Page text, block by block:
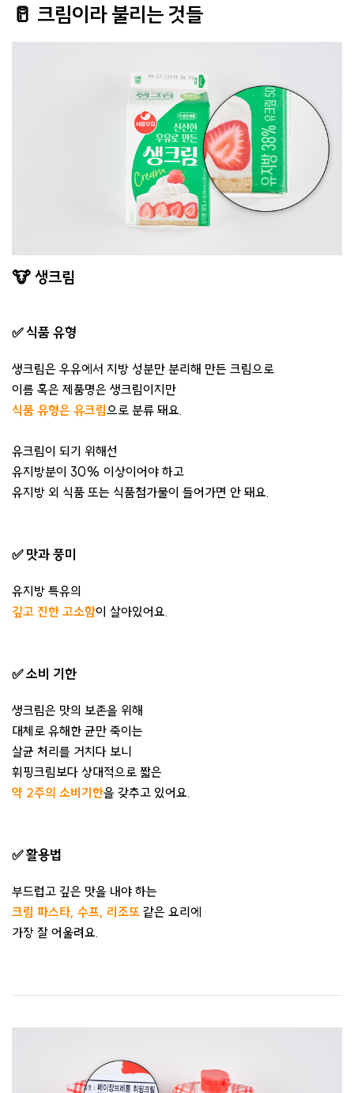
🥛 크림이라 불리는 것들
🐮 생크림
✅ 식품 유형
생크림은 우유에서 지방 성분만 분리해 만든 크림으로
이름 혹은 제품명은 생크림이지만
식품 유형은 유크림으로 분류 돼요.
유크림이 되기 위해선
유지방분이 30% 이상이어야 하고
유지방 외 식품 또는 식품첨가물이 들어가면 안 돼요.
✅ 맛과 풍미
유지방 특유의
깊고 진한 고소함이 살아있어요.
✅ 소비 기한
생크림은 맛의 보존을 위해
대체로 유해한 균만 죽이는
살균 처리를 거치다 보니
휘핑크림보다 상대적으로 짧은
약 2주의 소비기한을 갖추고 있어요.
✅ 활용법
부드럽고 깊은 맛을 내야 하는
크림 파스타, 수프, 리조또 같은 요리에
가장 잘 어울려요.